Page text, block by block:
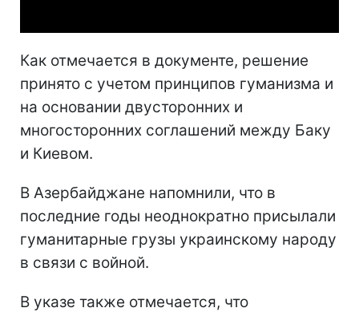
Как отмечается в документе, решение
принято с учетом принципов гуманизма и
на основании двусторонних и
многосторонних соглашений между Баку
и Киевом.
В Азербайджане напомнили, что в
последние годы неоднократно присылали
гуманитарные грузы украинскому народу
в связи с войной.
В указе также отмечается, что